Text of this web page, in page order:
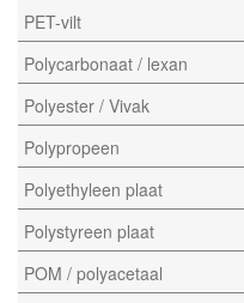
PET-vilt
Polycarbonaat / lexan
Polyester / Vivak
Polypropeen
Polyethyleen plaat
Polystyreen plaat
POM / polyacetaal